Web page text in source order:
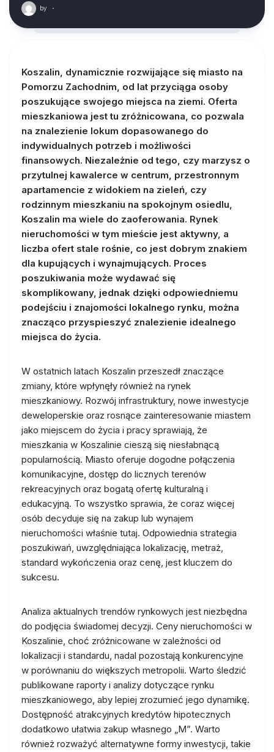
by ·
Koszalin, dynamicznie rozwijające się miasto na
Pomorzu Zachodnim, od lat przyciąga osoby
poszukujące swojego miejsca na ziemi. Oferta
mieszkaniowa jest tu zróżnicowana, co pozwala
na znalezienie lokum dopasowanego do
indywidualnych potrzeb i możliwości
finansowych. Niezależnie od tego, czy marzysz o
przytulnej kawalerce w centrum, przestronnym
apartamencie z widokiem na zieleń, czy
rodzinnym mieszkaniu na spokojnym osiedlu,
Koszalin ma wiele do zaoferowania. Rynek
nieruchomości w tym mieście jest aktywny, a
liczba ofert stale rośnie, co jest dobrym znakiem
dla kupujących i wynajmujących. Proces
poszukiwania może wydawać się
skomplikowany, jednak dzięki odpowiedniemu
podejściu i znajomości lokalnego rynku, można
znacząco przyspieszyć znalezienie idealnego
miejsca do życia.
W ostatnich latach Koszalin przeszedł znaczące
zmiany, które wpłynęły również na rynek
mieszkaniowy. Rozwój infrastruktury, nowe inwestycje
deweloperskie oraz rosnące zainteresowanie miastem
jako miejscem do życia i pracy sprawiają, że
mieszkania w Koszalinie cieszą się niesłabnącą
popularnością. Miasto oferuje dogodne połączenia
komunikacyjne, dostęp do licznych terenów
rekreacyjnych oraz bogatą ofertę kulturalną i
edukacyjną. To wszystko sprawia, że coraz więcej
osób decyduje się na zakup lub wynajem
nieruchomości właśnie tutaj. Odpowiednia strategia
poszukiwań, uwzględniająca lokalizację, metraż,
standard wykończenia oraz cenę, jest kluczem do
sukcesu.
Analiza aktualnych trendów rynkowych jest niezbędna
do podjęcia świadomej decyzji. Ceny nieruchomości w
Koszalinie, choć zróżnicowane w zależności od
lokalizacji i standardu, nadal pozostają konkurencyjne
w porównaniu do większych metropolii. Warto śledzić
publikowane raporty i analizy dotyczące rynku
mieszkaniowego, aby lepiej zrozumieć jego dynamikę.
Dostępność atrakcyjnych kredytów hipotecznych
dodatkowo ułatwia zakup własnego „M”. Warto
również rozważyć alternatywne formy inwestycji, takie